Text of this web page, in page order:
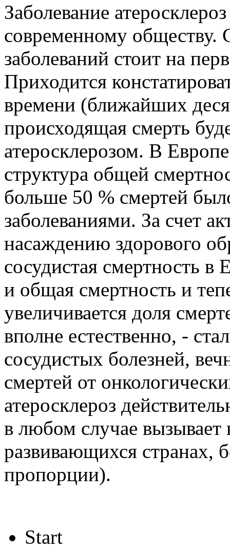
Заболевание
современному обществу.
заболеваний стоит на
Приходится
времени (ближайших
происходящая смерть
атеросклерозом. В
структура общей
больше 50 % смертей
заболеваниями. За счет
насаждению здорового
сосудистая смертность в
и общая смертность и
увеличивается доля
вполне естественно, -
сосудистых болезней,
смертей от
атеросклероз
в любом случае
развивающихся странах,
пропорции).
Start